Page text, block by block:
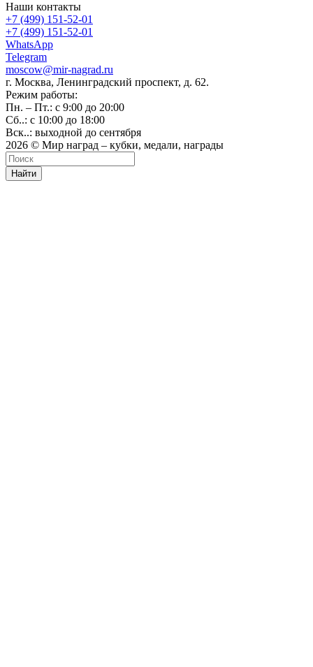
Наши контакты
+7 (499) 151-52-01
+7 (499) 151-52-01
WhatsApp
Telegram
moscow@mir-nagrad.ru
г. Москва, Ленинградский проспект, д. 62.
Режим работы:
Пн. – Пт.: с 9:00 до 20:00
Сб..: с 10:00 до 18:00
Вск..: выходной до сентября
2026 © Мир наград – кубки, медали, награды
Найти